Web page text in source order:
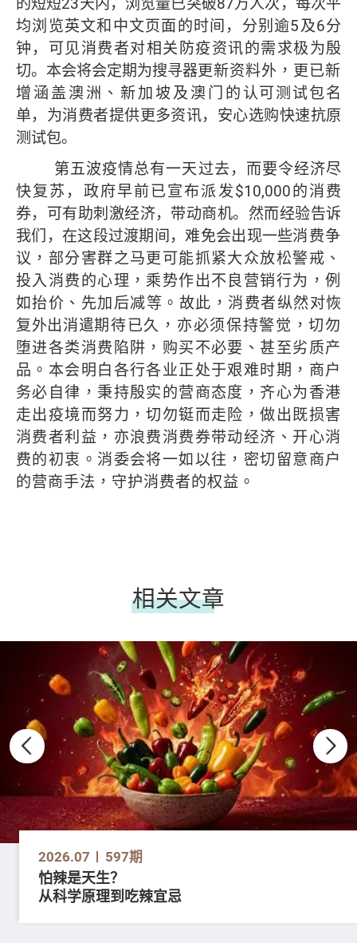
均浏览英文和中文页面的时间，分别逾5及6分
钟，可见消费者对相关防疫资讯的需求极为殷
切。本会将会定期为搜寻器更新资料外，更已新
增涵盖澳洲、新加坡及澳门的认可测试包名
单，为消费者提供更多资讯，安心选购快速抗原
测试包。
第五波疫情总有一天过去，而要令经济尽
快复苏，政府早前已宣布派发$10,000的消费
券，可有助刺激经济，带动商机。然而经验告诉
我们，在这段过渡期间，难免会出现一些消费争
议，部分害群之马更可能抓紧大众放松警戒、
投入消费的心理，乘势作出不良营销行为，例
如抬价、先加后减等。故此，消费者纵然对恢
复外出消遣期待已久，亦必须保持警觉，切勿
堕进各类消费陷阱，购买不必要、甚至劣质产
品。本会明白各行各业正处于艰难时期，商户
务必自律，秉持殷实的营商态度，齐心为香港
走出疫境而努力，切勿铤而走险，做出既损害
消费者利益，亦浪费消费券带动经济、开心消
费的初衷。消委会将一如以往，密切留意商户
的营商手法，守护消费者的权益。
相关文章
2026.07 597期
怕辣是天生？
从科学原理到吃辣宜忌